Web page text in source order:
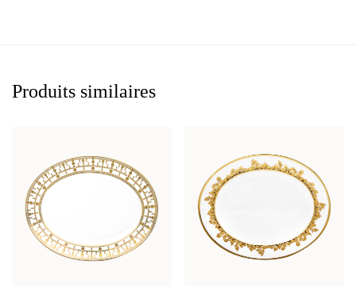
Produits similaires